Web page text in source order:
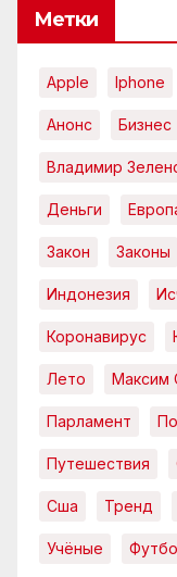
Метки
Apple Iphone
Анонс Бизнес
Владимир
Деньги
Закон Законы
Индонезия
Коронавирус
Лето Максим
Парламент
Путешествия
Сша Тренд
Учёные